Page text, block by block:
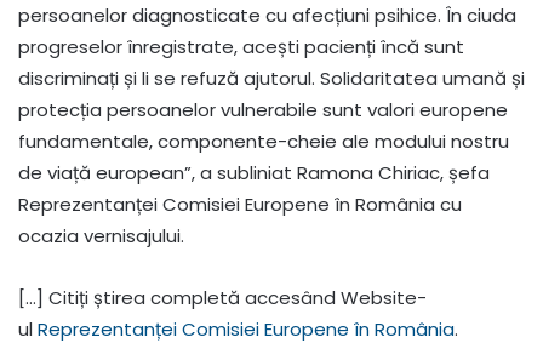
persoanelor diagnosticate cu afecțiuni psihice. În ciuda
progreselor înregistrate, acești pacienți încă sunt
discriminați și li se refuză ajutorul. Solidaritatea umană și
protecția persoanelor vulnerabile sunt valori europene
fundamentale, componente-cheie ale modului nostru
de viață european”, a subliniat Ramona Chiriac, șefa
Reprezentanței Comisiei Europene în România cu
ocazia vernisajului.
[…] Citiți știrea completă accesând Website-
ulReprezentanței Comisiei Europene în România.